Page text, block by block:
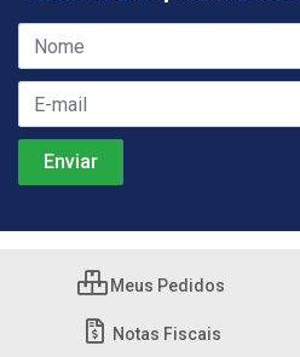
Meus Pedidos
Notas Fiscais